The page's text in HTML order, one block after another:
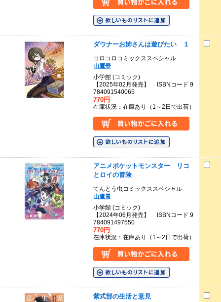
ダウナーお姉さんは遊びたい １
コロコロコミックススペシャル
山鷹景
小学館 (コミック)
【2025年02月発売】 ISBNコード 9
784091540065
770円
在庫状況：在庫あり（1～2日で出荷）
アニメポケットモンスター リコ
とロイの冒険
てんとう虫コミックススペシャル
山鷹景
小学館 (コミック)
【2024年06月発売】 ISBNコード 9
784091497550
770円
在庫状況：在庫あり（1～2日で出荷）
紫式部の生活と意見